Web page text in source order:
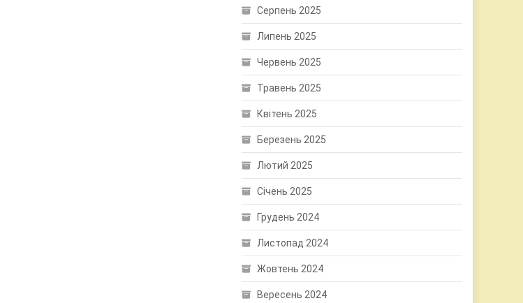
Серпень 2025
Липень 2025
Червень 2025
Травень 2025
Квітень 2025
Березень 2025
Лютий 2025
Січень 2025
Грудень 2024
Листопад 2024
Жовтень 2024
Вересень 2024